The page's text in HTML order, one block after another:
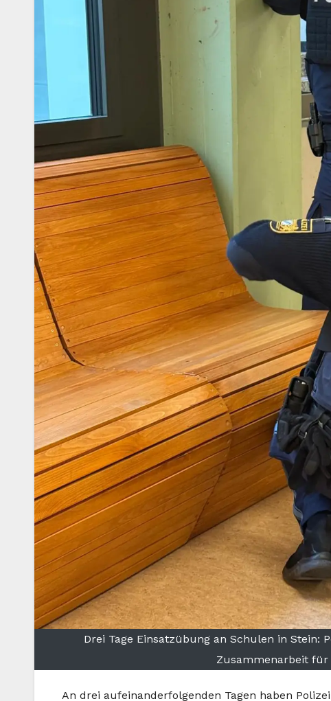
Drei Tage Einsatzübung an Schulen in Stein:
Zusammenarbeit für
An drei aufeinanderfolgenden Tagen haben